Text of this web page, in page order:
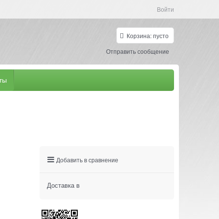
Войти
Корзина:пусто
Отправить сообщение
Добавить в сравнение
Доставка в